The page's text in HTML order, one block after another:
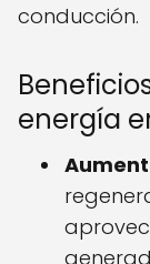
conducción.
energía